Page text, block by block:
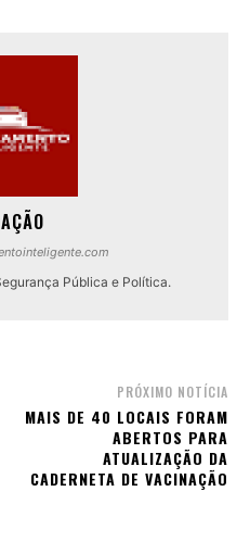
Pública e Política.
PRÓXIMO NOTÍCIA
MAIS DE 40 LOCAIS FORAM
ABERTOS PARA
ATUALIZAÇÃO DA
CADERNETA DE VACINAÇÃO